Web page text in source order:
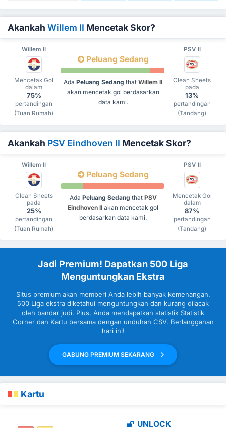
Akankah Willem II Mencetak Skor?
Willem II PSV II
Mencetak Gol
dalam
75%
pertandingan
(Tuan Rumah)
Peluang Sedang
Ada Peluang Sedang that Willem II
akan mencetak gol berdasarkan
data kami.
Clean Sheets
pada
13%
pertandingan
(Tandang)
Akankah PSV Eindhoven II Mencetak Skor?
Willem II PSV II
Clean Sheets
pada
25%
pertandingan
(Tuan Rumah)
Peluang Sedang
Ada Peluang Sedang that PSV
Eindhoven II akan mencetak gol
berdasarkan data kami.
Mencetak Gol
dalam
87%
pertandingan
(Tandang)
Jadi Premium! Dapatkan 500 Liga
Menguntungkan Ekstra
Situs premium akan memberi Anda lebih banyak kemenangan.
500 Liga ekstra diketahui menguntungkan dan kurang dilacak
oleh bandar judi. Plus, Anda mendapatkan statistik Statistik
Corner dan Kartu bersama dengan unduhan CSV. Berlangganan
hari ini!
GABUNG PREMIUM SEKARANG
Kartu
UNLOCK